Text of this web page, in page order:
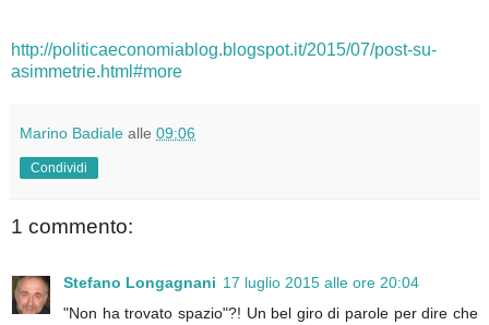
http://politicaeconomiablog.blogspot.it/2015/07/post-su-
asimmetrie.html#more
Marino Badiale alle 09:06
Condividi
1 commento:
Stefano Longagnani 17 luglio 2015 alle ore 20:04
"Non ha trovato spazio"?! Un bel giro di parole per dire che